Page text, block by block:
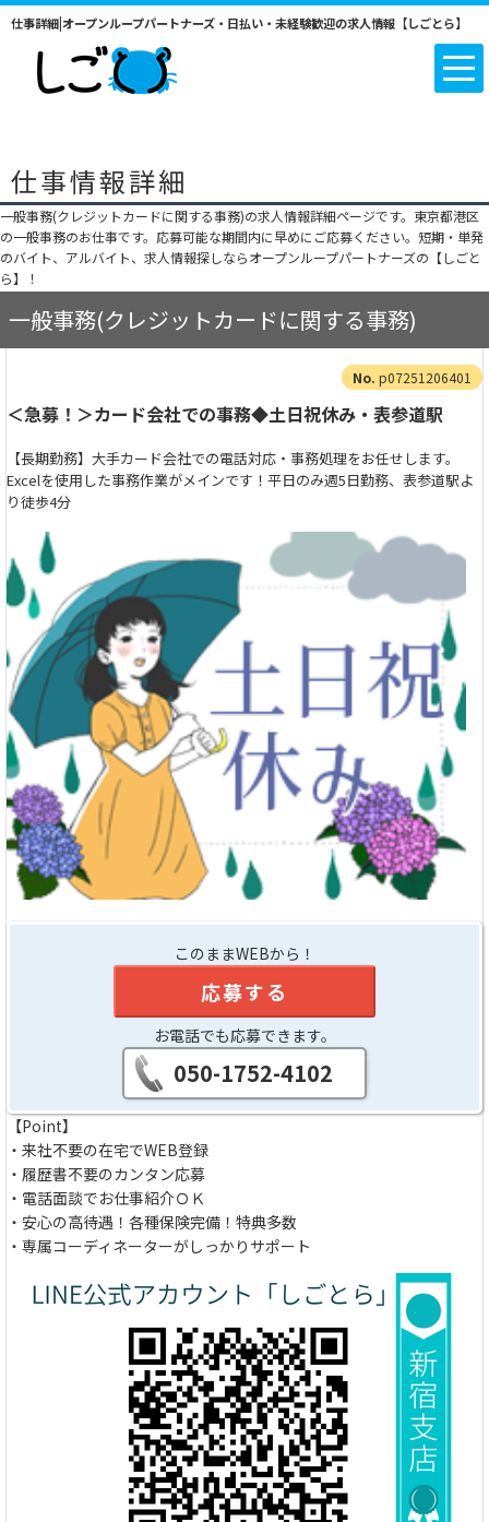
仕事詳細|オープンループパートナーズ・日払い・未経験歓迎の求人情報【しごとら】
仕事情報詳細
一般事務(クレジットカードに関する事務)の求人情報詳細ページです。東京都港区
の一般事務のお仕事です。応募可能な期間内に早めにご応募ください。短期・単発
のバイト、アルバイト、求人情報探しならオープンループパートナーズの【しごと
ら】！
一般事務(クレジットカードに関する事務)
p07251206401
＜急募！＞カード会社での事務◆土日祝休み・表参道駅
【長期勤務】大手カード会社での電話対応・事務処理をお任せします。
Excelを使用した事務作業がメインです！平日のみ週5日勤務、表参道駅よ
り徒歩4分
このままWEBから！
応募する
お電話でも応募できます。
050-1752-4102
【Point】
・来社不要の在宅でWEB登録
・履歴書不要のカンタン応募
・電話面談でお仕事紹介ＯＫ
・安心の高待遇！各種保険完備！特典多数
・専属コーディネーターがしっかりサポート